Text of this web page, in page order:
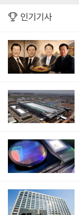
인기기사